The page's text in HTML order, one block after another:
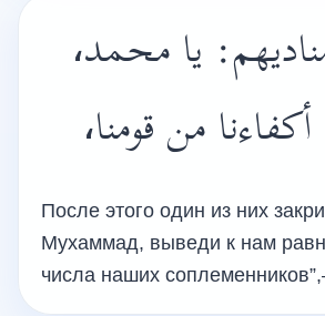
يا محمد،
من قومنا،
После этого один из них
Мухаммад, выведи к нам
числа наших